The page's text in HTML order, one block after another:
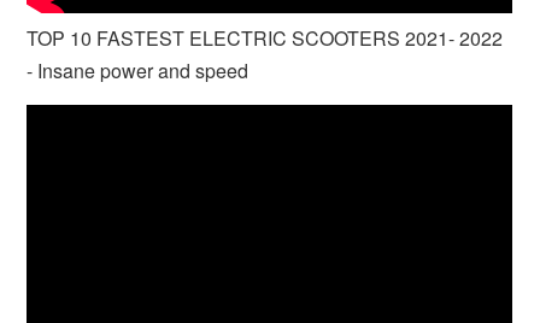
TOP 10 FASTEST ELECTRIC SCOOTERS 2021- 2022
- Insane power and speed